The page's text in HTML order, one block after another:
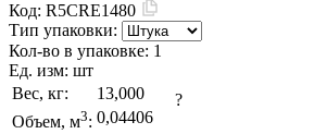
Код: R5CRE1480
Тип упаковки:
Кол-во в упаковке: 1
Ед. изм: шт
Вес, кг:
13,000
Объем, м3: 0,04406
?